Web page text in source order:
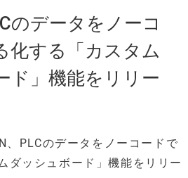
のデータをノーコ
化する「カスタム
ド」機能をリリー
、PLCのデータをノーコードで
ダッシュボード」機能をリリー